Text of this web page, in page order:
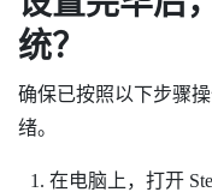
统？
确保已按照以下步骤
绪。
在电脑上，打开